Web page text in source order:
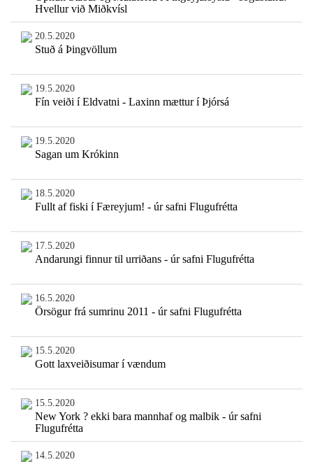
Hvellur við Miðkvísl
20.5.2020
Stuð á Þingvöllum
19.5.2020
Fín veiði í Eldvatni - Laxinn mættur í Þjórsá
19.5.2020
Sagan um Krókinn
18.5.2020
Fullt af fiski í Færeyjum! - úr safni Flugufrétta
17.5.2020
Andarungi finnur til urriðans - úr safni Flugufrétta
16.5.2020
Örsögur frá sumrinu 2011 - úr safni Flugufrétta
15.5.2020
Gott laxveiðisumar í vændum
15.5.2020
New York ? ekki bara mannhaf og malbik - úr safni
Flugufrétta
14.5.2020